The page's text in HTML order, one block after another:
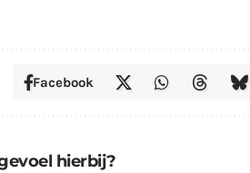
Facebook
hierbij?